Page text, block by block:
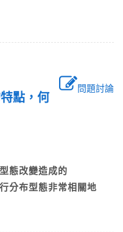
問題討論
點，何
態改變造成的
分布型態非常相關地